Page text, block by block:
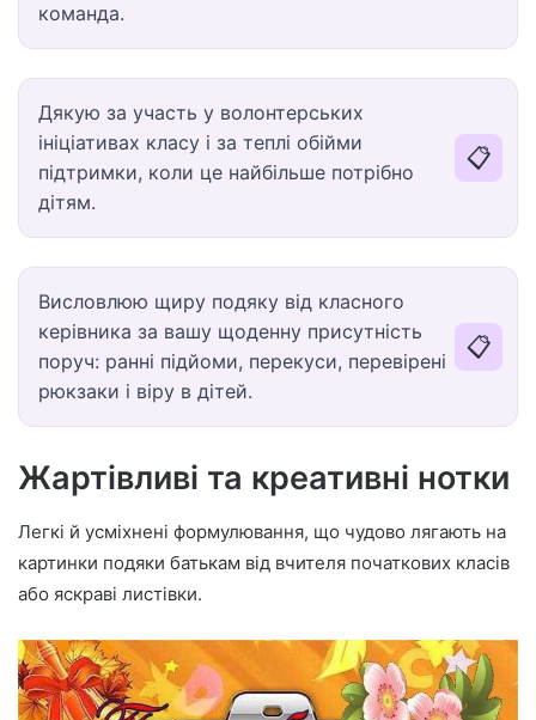
команда.
Дякую за участь у волонтерських
ініціативах класу і за теплі обійми
підтримки, коли це найбільше потрібно
дітям.
📋
Висловлюю щиру подяку від класного
керівника за вашу щоденну присутність
поруч: ранні підйоми, перекуси, перевірені
рюкзаки і віру в дітей.
📋
Жартівливі та креативні нотки
Легкі й усміхнені формулювання, що чудово лягають на
картинки подяки батькам від вчителя початкових класів
або яскраві листівки.